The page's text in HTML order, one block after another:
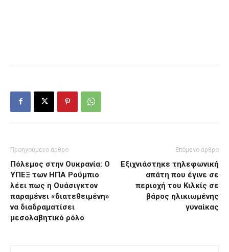
Προηγούμενο άρθρο
Πόλεμος στην Ουκρανία: Ο
ΥΠΕΞ των ΗΠΑ Ρούμπιο
λέει πως η Ουάσιγκτον
παραμένει «διατεθειμένη»
να διαδραματίσει
μεσολαβητικό ρόλο
Επόμενο άρθρο
Εξιχνιάστηκε τηλεφωνική
απάτη που έγινε σε
περιοχή του Κιλκίς σε
βάρος ηλικιωμένης
γυναίκας